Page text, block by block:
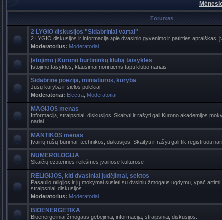
Forumas
2 LYGIO diskusijos "Sidabriniai vartai"
2 LYGIO diskusijos ir informacija apie dvasinio gyvenimo ir patirties apraiškas,
Moderatorius: Moderatoriai
Įstojimo į Kurono burtininkų klubą taisyklės
Įstojimo taisyklės, klausimai norintiems tapti klubo nariais.
Sidabrinė poezija, miniatiūros, kūryba
Jūsų kūryba ir sielos polėkiai.
Moderatoriai: Electra Moderatoriai
MAGIJOS menas
Informacija, straipsniai, diskusijos. Skaityti ir rašyti gali Kurono akademijos
nariai.
MANTIKOS menas
Įvairių rūšių būrimai, technikos, diskusijos. Skaityti ir rašyti gali tik registruoti
NUMEROLOGIJA
Skaičių ezoterinės reikšmės įvairiose kultūrose
RELIGIJOS, kiti dvasiniai judėjimai, sektos
Pasaulio religijos ir jų mokymai susieti su dvsiniu žmogaus ugdymu, ypač
straipsniai, diskusijos.
Moderatorius: Moderatoriai
BIOENERGETIKA
Bioenergetiniai žmogaus gebėjimai, informacija, straipsniai, diskusijos.